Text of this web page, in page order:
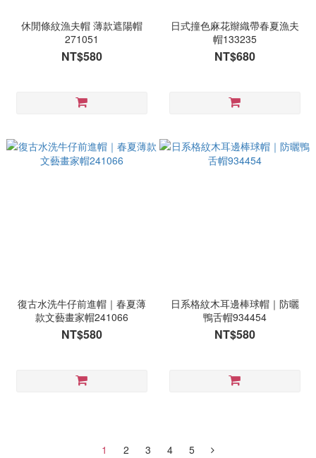
休閒條紋漁夫帽 薄款遮陽帽
271051
NT$580
日式撞色麻花辮織帶春夏漁夫
帽133235
NT$680
復古水洗牛仔前進帽｜春夏薄
款文藝畫家帽241066
NT$580
日系格紋木耳邊棒球帽｜防曬
鴨舌帽934454
NT$580
1 2 3 4 5